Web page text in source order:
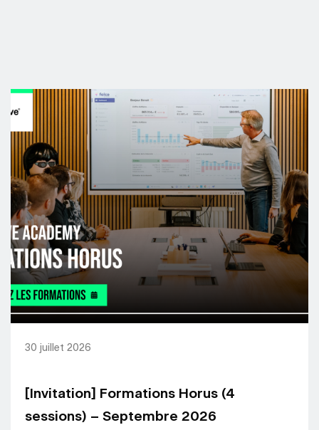
[Invitation] Formations Horus (4
sessions) – Septembre 2026
30 juillet 2026